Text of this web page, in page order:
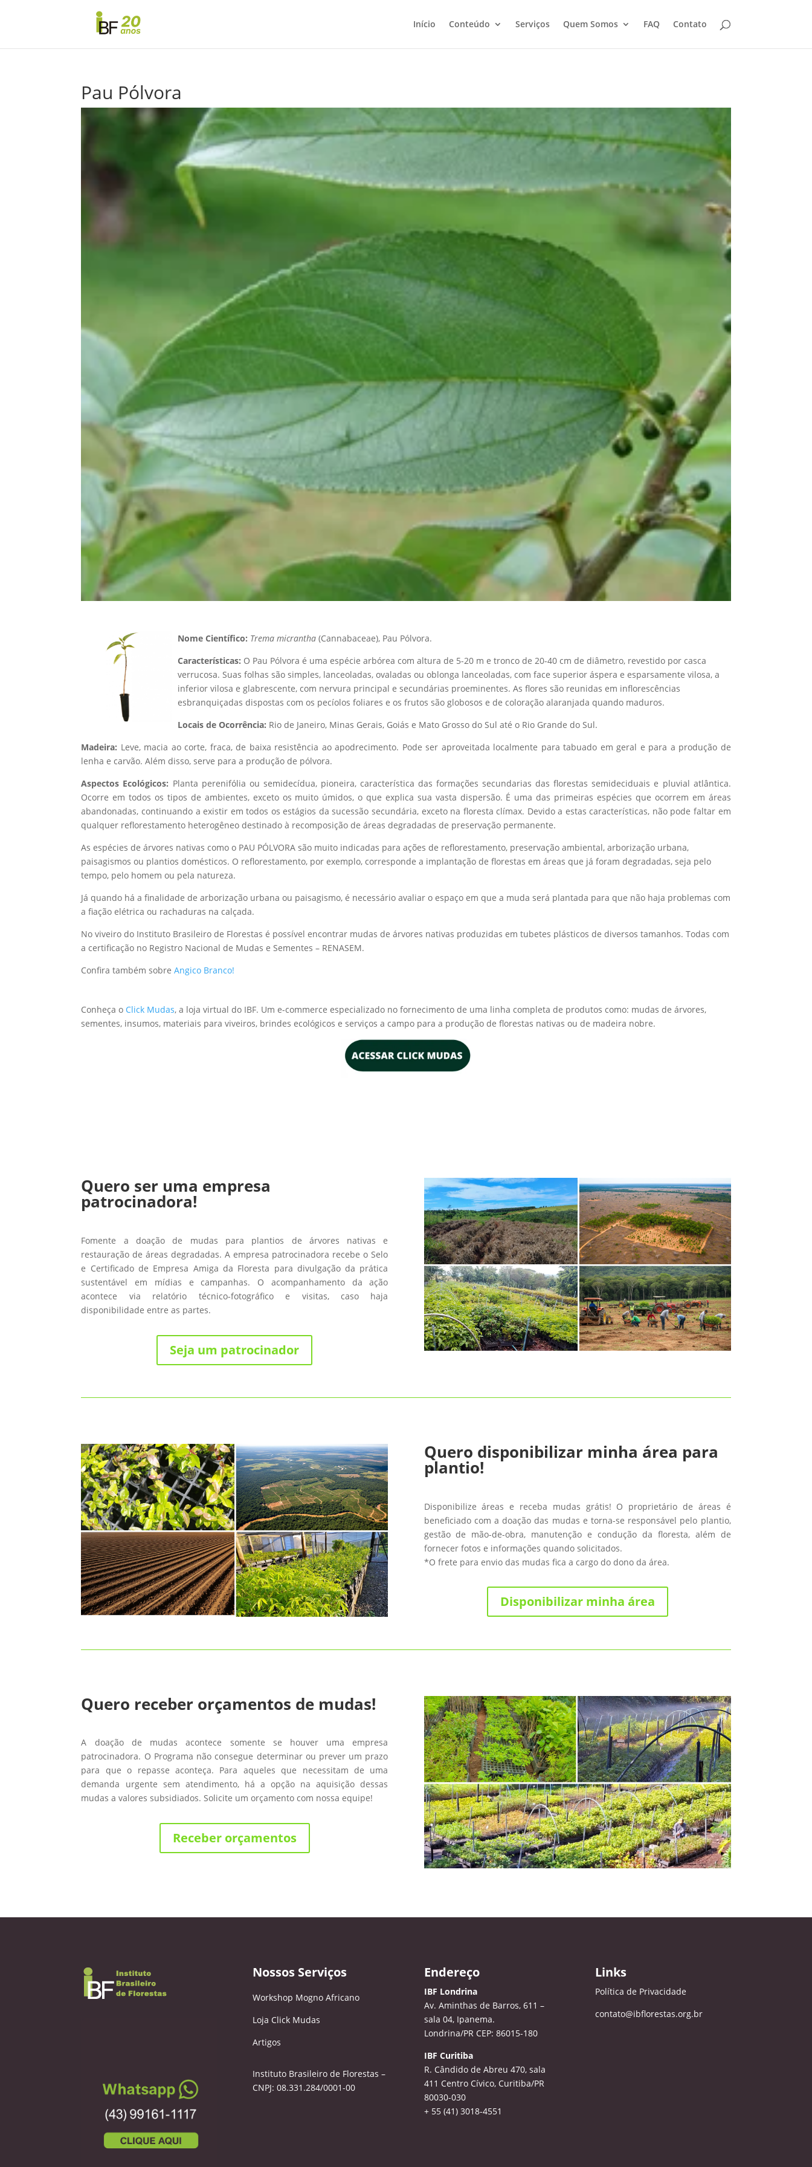
Início Conteúdo Serviços Quem Somos FAQ Contato
Pau Pólvora
Nome Científico: Trema micrantha(Cannabaceae), Pau Pólvora.
Características: O Pau Pólvora é uma espécie arbórea com altura de 5-20 m e tronco de 20-40 cm de diâmetro, revestido por casca
verrucosa. Suas folhas são simples, lanceoladas, ovaladas ou oblonga lanceoladas, com face superior áspera e esparsamente vilosa, a
inferior vilosa e glabrescente, com nervura principal e secundárias proeminentes. As flores são reunidas em inflorescências
esbranquiçadas dispostas com os pecíolos foliares e os frutos são globosos e de coloração alaranjada quando maduros.
Locais de Ocorrência: Rio de Janeiro, Minas Gerais, Goiás e Mato Grosso do Sul até o Rio Grande do Sul.
Madeira: Leve, macia ao corte, fraca, de baixa resistência ao apodrecimento. Pode ser aproveitada localmente para tabuado em geral e para a produção de
lenha e carvão. Além disso, serve para a produção de pólvora.
Aspectos Ecológicos: Planta perenifólia ou semidecídua, pioneira, característica das formações secundarias das florestas semideciduais e pluvial atlântica.
Ocorre em todos os tipos de ambientes, exceto os muito úmidos, o que explica sua vasta dispersão. É uma das primeiras espécies que ocorrem em áreas
abandonadas, continuando a existir em todos os estágios da sucessão secundária, exceto na floresta clímax. Devido a estas características, não pode faltar em
qualquer reflorestamento heterogêneo destinado à recomposição de áreas degradadas de preservação permanente.
As espécies de árvores nativas como o PAU PÓLVORA são muito indicadas para ações de reflorestamento, preservação ambiental, arborização urbana,
paisagismos ou plantios domésticos. O reflorestamento, por exemplo, corresponde a implantação de florestas em áreas que já foram degradadas, seja pelo
tempo, pelo homem ou pela natureza.
Já quando há a finalidade de arborização urbana ou paisagismo, é necessário avaliar o espaço em que a muda será plantada para que não haja problemas com
a fiação elétrica ou rachaduras na calçada.
No viveiro do Instituto Brasileiro de Florestas é possível encontrar mudas de árvores nativas produzidas em tubetes plásticos de diversos tamanhos. Todas com
a certificação no Registro Nacional de Mudas e Sementes – RENASEM.
Confira também sobreAngico Branco!
Conheça o Click Mudas, a loja virtual do IBF. Um e-commerce especializado no fornecimento de uma linha completa de produtos como: mudas de árvores,
sementes, insumos, materiais para viveiros, brindes ecológicos e serviços a campo para a produção de florestas nativas ou de madeira nobre.
Quero ser uma empresa
patrocinadora!
Fomente a doação de mudas para plantios de árvores nativas e
restauração de áreas degradadas. A empresa patrocinadora recebe o Selo
e Certificado de Empresa Amiga da Floresta para divulgação da prática
sustentável em mídias e campanhas. O acompanhamento da ação
acontece via relatório técnico-fotográfico e visitas, caso haja
disponibilidade entre as partes.
Seja um patrocinador
Quero disponibilizar minha área para
plantio!
Disponibilize áreas e receba mudas grátis! O proprietário de áreas é
beneficiado com a doação das mudas e torna-se responsável pelo plantio,
gestão de mão-de-obra, manutenção e condução da floresta, além de
fornecer fotos e informações quando solicitados.
*O frete para envio das mudas fica a cargo do dono da área.
Disponibilizar minha área
Quero receber orçamentos de mudas!
A doação de mudas acontece somente se houver uma empresa
patrocinadora. O Programa não consegue determinar ou prever um prazo
para que o repasse aconteça. Para aqueles que necessitam de uma
demanda urgente sem atendimento, há a opção na aquisição dessas
mudas a valores subsidiados. Solicite um orçamento com nossa equipe!
Receber orçamentos
Nossos Serviços
Workshop Mogno Africano
Loja Click Mudas
Artigos
Instituto Brasileiro de Florestas –
CNPJ: 08.331.284/0001-00
Endereço
IBF Londrina
Av. Aminthas de Barros, 611 –
sala 04, Ipanema.
Londrina/PR CEP: 86015-180
IBF Curitiba
R. Cândido de Abreu 470, sala
411 Centro Cívico, Curitiba/PR
80030-030
+ 55 (41) 3018-4551
Links
Política de Privacidade
contato@ibflorestas.org.br